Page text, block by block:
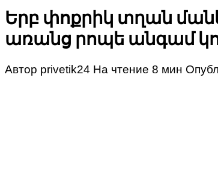
Երբ փոքրիկ տղան
առանց րոպե անգամ
Автор privetik24 На чтение 8 мин